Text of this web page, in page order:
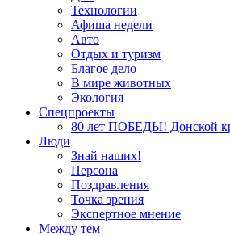
Технологии
Афиша недели
Авто
Отдых и туризм
Благое дело
В мире животных
Экология
Спецпроекты
80 лет ПОБЕДЫ! Донской
Люди
Знай наших!
Персона
Поздравления
Точка зрения
Экспертное мнение
Между тем